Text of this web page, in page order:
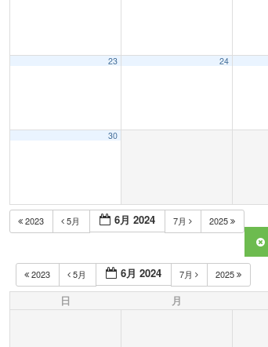
23 24
30
2023 5月 6月 2024 7月 2025
2023 5月 6月 2024 7月 2025
日 月